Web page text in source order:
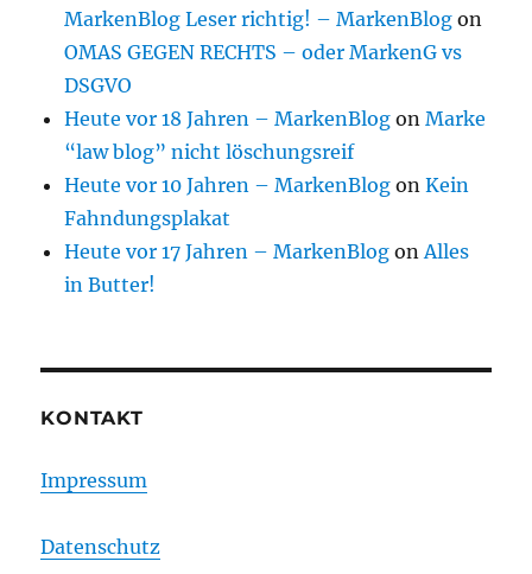
MarkenBlog Leser richtig! – MarkenBlog on
OMAS GEGEN RECHTS – oder MarkenG vs
DSGVO
Heute vor 18 Jahren – MarkenBlog onMarke
“law blog” nicht löschungsreif
Heute vor 10 Jahren – MarkenBlog onKein
Fahndungsplakat
Heute vor 17 Jahren – MarkenBlog onAlles
in Butter!
KONTAKT
Impressum
Datenschutz